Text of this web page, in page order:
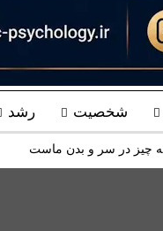
شخصیت رشد
چیز در سر و بدن ماست